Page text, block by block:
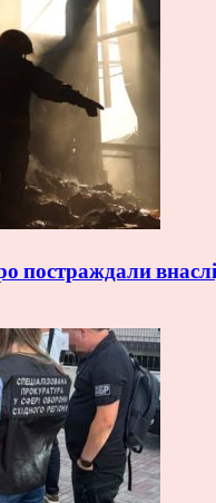
постраждали